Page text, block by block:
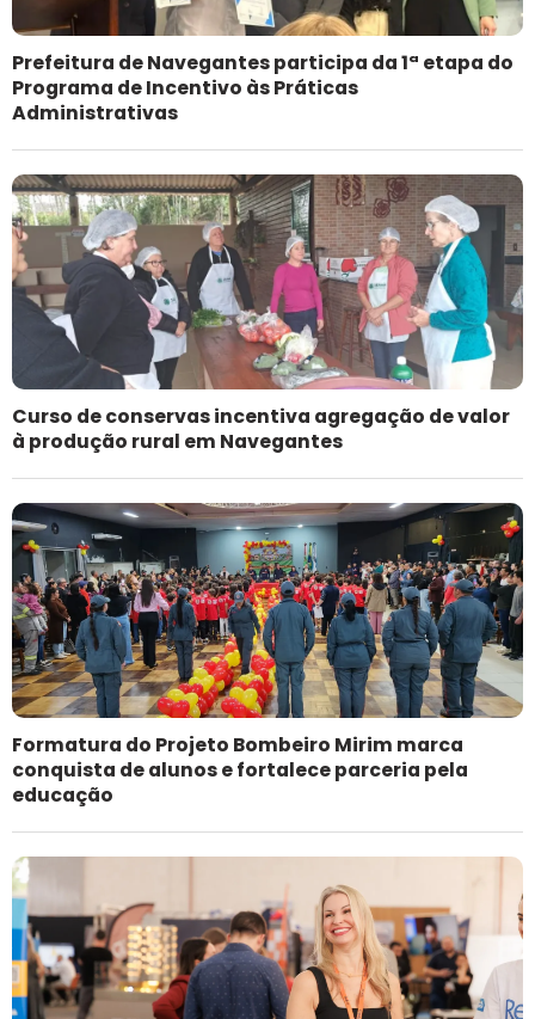
Prefeitura de Navegantes participa da 1ª etapa do
Programa de Incentivo às Práticas
Administrativas
Curso de conservas incentiva agregação de valor
à produção rural em Navegantes
Formatura do Projeto Bombeiro Mirim marca
conquista de alunos e fortalece parceria pela
educação